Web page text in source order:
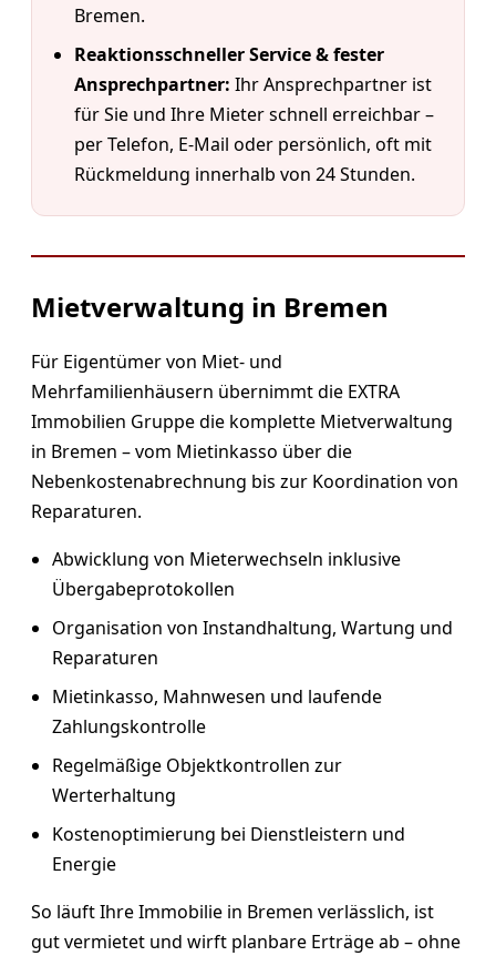
Bremen.
Reaktionsschneller Service & fester
Ansprechpartner: Ihr Ansprechpartner ist
für Sie und Ihre Mieter schnell erreichbar –
per Telefon, E-Mail oder persönlich, oft mit
Rückmeldung innerhalb von 24 Stunden.
Mietverwaltung in Bremen
Für Eigentümer von Miet- und
Mehrfamilienhäusern übernimmt die EXTRA
Immobilien Gruppe die komplette Mietverwaltung
in Bremen – vom Mietinkasso über die
Nebenkostenabrechnung bis zur Koordination von
Reparaturen.
Abwicklung von Mieterwechseln inklusive
Übergabeprotokollen
Organisation von Instandhaltung, Wartung und
Reparaturen
Mietinkasso, Mahnwesen und laufende
Zahlungskontrolle
Regelmäßige Objektkontrollen zur
Werterhaltung
Kostenoptimierung bei Dienstleistern und
Energie
So läuft Ihre Immobilie in Bremen verlässlich, ist
gut vermietet und wirft planbare Erträge ab – ohne